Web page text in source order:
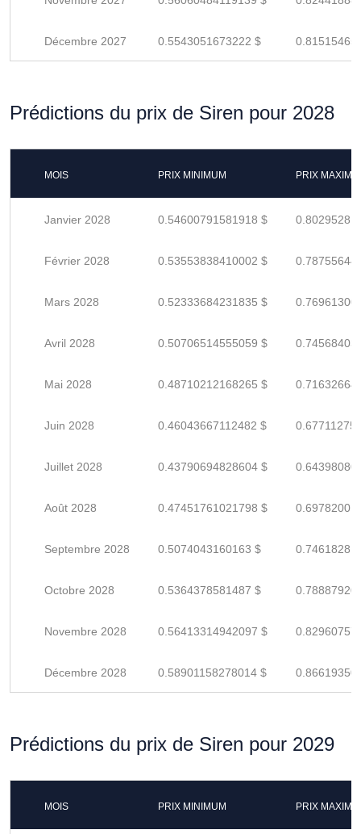
Décembre 2027 0.5543051673222 $
Prédictions du prix de Siren pour 2028
MOIS PRIX MINIMUM PRIX
Janvier 2028 0.54600791581918 $
Février 2028 0.53553838410002 $
Mars 2028 0.52333684231835 $
Avril 2028 0.50706514555059 $
Mai 2028 0.48710212168265 $
Juin 2028 0.46043667112482 $
Juillet 2028 0.43790694828604 $
Août 2028 0.47451761021798 $
Septembre 2028 0.5074043160163 $
Octobre 2028 0.5364378581487 $
Novembre 2028 0.56413314942097 $
Décembre 2028 0.58901158278014 $
Prédictions du prix de Siren pour 2029
MOIS PRIX MINIMUM PRIX